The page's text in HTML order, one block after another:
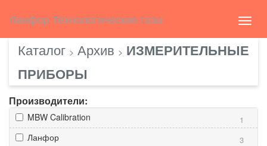
Ланфор Технологические газы
Каталог > Архив > ИЗМЕРИТЕЛЬНЫЕ
ПРИБОРЫ
Производители:
1
MBW Calibration
3
Ланфор
english